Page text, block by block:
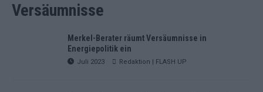
Versäumnisse
Merkel-Berater räumt Versäumnisse in
Energiepolitik ein
Juli 2023 Redaktion | FLASH UP